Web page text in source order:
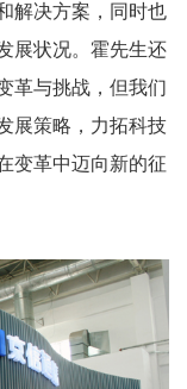
解决方案，同时也
展状况。霍先生还
革与挑战，但我们
展策略，力拓科技
变革中迈向新的征